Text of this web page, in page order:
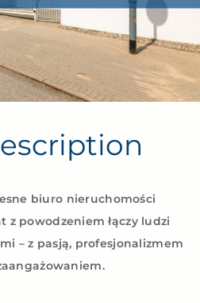
biuro nieruchomości
powodzeniem łączy ludzi
– z pasją, profesjonalizmem